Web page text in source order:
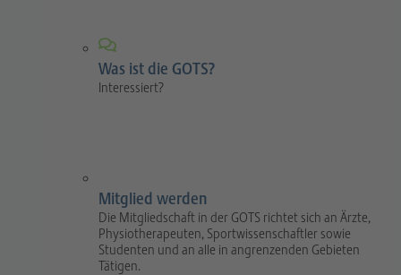
Was ist die GOTS?
Interessiert?
Mitglied werden
Die Mitgliedschaft in der GOTS richtet sich an Ärzte,
Physiotherapeuten, Sportwissenschaftler sowie
Studenten und an alle in angrenzenden Gebieten
Tätigen.